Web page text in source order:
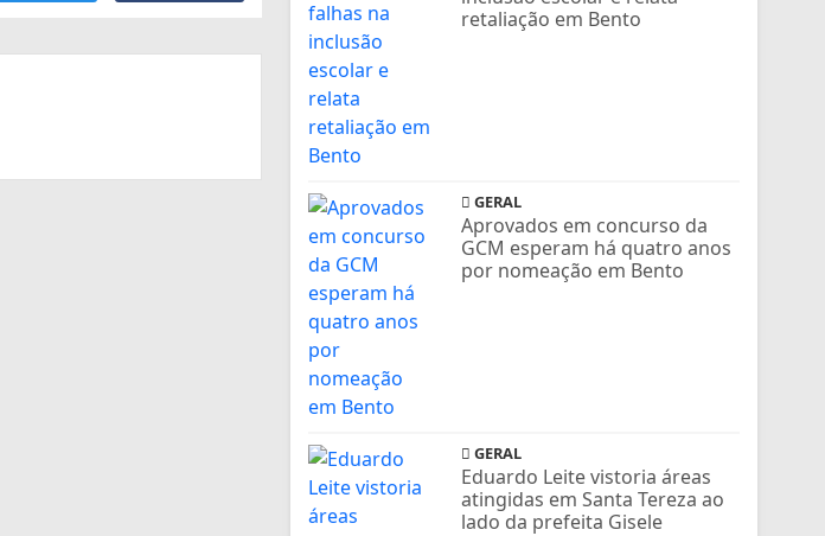
retaliação em Bento
GERAL
Aprovados em concurso da
GCM esperam há quatro anos
por nomeação em Bento
GERAL
Eduardo Leite vistoria áreas
atingidas em Santa Tereza ao
lado da prefeita Gisele